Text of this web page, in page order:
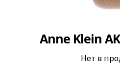
Anne Klein
Нет в